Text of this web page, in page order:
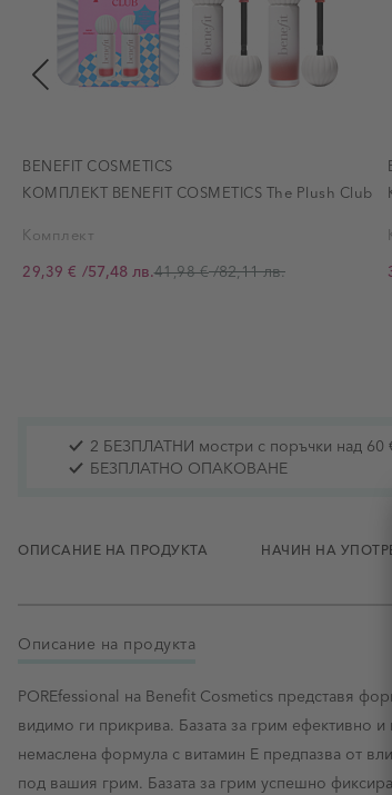
BENEFIT COSMETICS
КОМПЛЕКТ BENEFIT COSMETICS The Plush Club
Комплект
Промо цена
29,39 € /57,48 лв.41,98 €/82,11 лв.
2 БЕЗПЛАТНИ мостри с поръчки над 60
БЕЗПЛАТНО ОПАКОВАНЕ
ОПИСАНИЕ НА ПРОДУКТА НАЧИН НА
Описание на продукта
POREfessional на Benefit Cosmetics представя
видимо ги прикрива. Базата за грим ефективно
немаслена формула с витамин Е предпазва от
под вашия грим. Базата за грим успешно